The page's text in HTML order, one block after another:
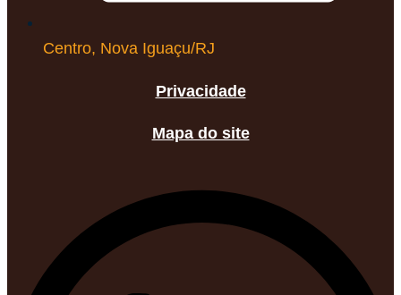
Centro, Nova Iguaçu/RJ
Privacidade
Mapa do site